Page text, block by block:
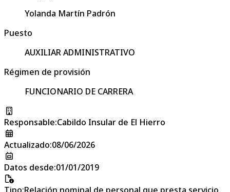
Yolanda Martín Padrón
Puesto
AUXILIAR ADMINISTRATIVO
Régimen de provisión
FUNCIONARIO DE CARRERA
Responsable:Cabildo Insular de El Hierro
Actualizado:08/06/2026
Datos desde:01/01/2019